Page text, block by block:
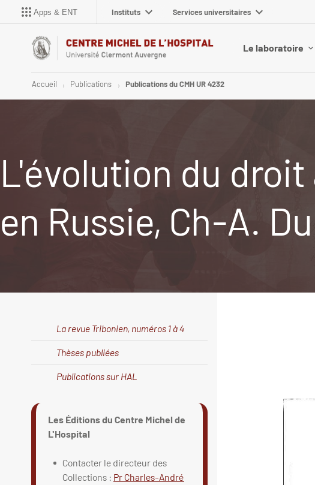
Apps & ENT Instituts Services universitaires
Le laboratoire
Accueil Publications Publications du CMH UR 4232
L'évolution du
en Russie, Ch-A.
La revue Tribonien, numéros 1 à 4
Thèses publiées
Publications sur HAL
Les Éditions du Centre Michel de
L'Hospital
Contacter le directeur des
Collections : Pr Charles-André